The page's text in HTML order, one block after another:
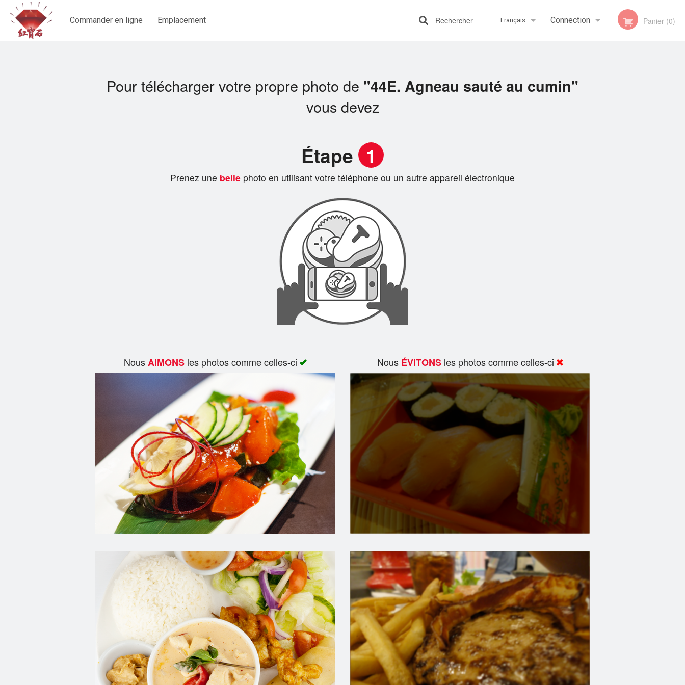
Commander en ligne Emplacement Français Connection Panier (0)
Rechercher
Pour télécharger votre propre photo de "44E. Agneau sauté au cumin"
vous devez
Étape 1
Prenez une belle photo en utilisant votre téléphone ou un autre appareil électronique
NousAIMONSles photos comme celles-ci Nous ÉVITONSles photos comme celles-ci